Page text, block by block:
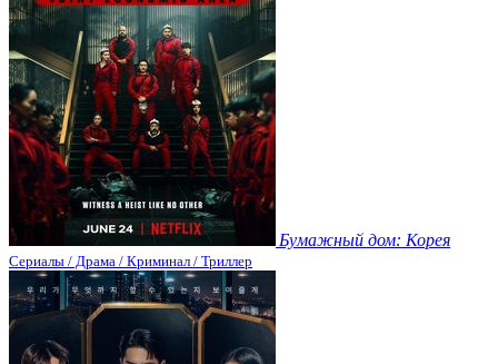
Бумажный дом: Корея
Сериалы / Драма / Криминал / Триллер